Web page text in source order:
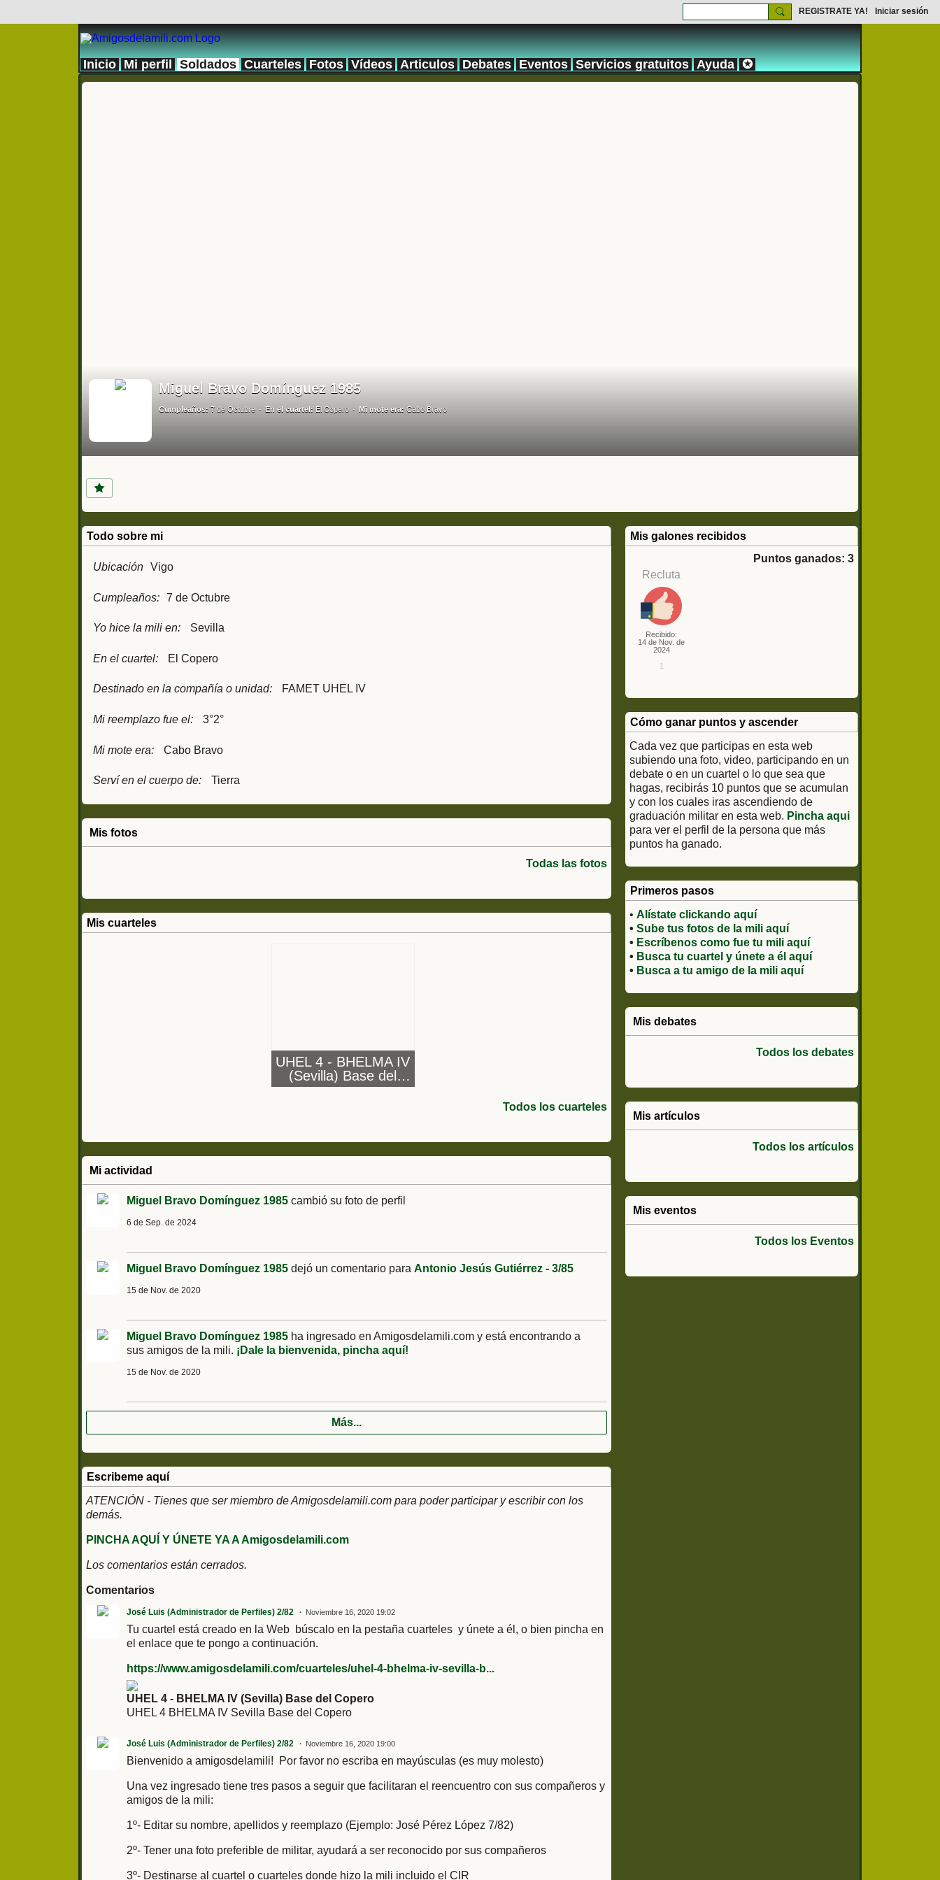
REGISTRATE YA! Iniciar sesión
Inicio Mi perfil Soldados Cuarteles Fotos Vídeos Articulos Debates Eventos Servicios gratuitos Ayuda ✪
Miguel Bravo Domínguez 1985
Cumpleaños: 7 de Octubre En el cuartel: El Copero Mi mote era: Cabo Bravo
Todo sobre mi
Ubicación Vigo
Cumpleaños: 7 de Octubre
Yo hice la mili en: Sevilla
En el cuartel: El Copero
Destinado en la compañía o unidad: FAMET UHEL IV
Mi reemplazo fue el: 3°2°
Mi mote era: Cabo Bravo
Serví en el cuerpo de: Tierra
Mis fotos
Todas las fotos
Mis cuarteles
UHEL 4 - BHELMA IV
(Sevilla) Base del
Copero
Todos los cuarteles
Mi actividad
Miguel Bravo Domínguez 1985 cambió su foto de perfil
6 de Sep. de 2024
Miguel Bravo Domínguez 1985 dejó un comentario para Antonio Jesús Gutiérrez - 3/85
15 de Nov. de 2020
Miguel Bravo Domínguez 1985 ha ingresado en Amigosdelamili.com y está encontrando a
sus amigos de la mili. ¡Dale la bienvenida, pincha aquí!
15 de Nov. de 2020
Más...
Escribeme aquí
ATENCIÓN - Tienes que ser miembro de Amigosdelamili.com para poder participar y escribir con los
demás.
PINCHA AQUÍ Y ÚNETE YA A Amigosdelamili.com
Los comentarios están cerrados.
Comentarios
José Luis (Administrador de Perfiles) 2/82 Noviembre 16, 2020 19:02
Tu cuartel está creado en la Web búscalo en la pestaña cuarteles y únete a él, o bien pincha en
el enlace que te pongo a continuación.
https://www.amigosdelamili.com/cuarteles/uhel-4-bhelma-iv-sevilla-b...
UHEL 4 - BHELMA IV (Sevilla) Base del Copero
UHEL 4 BHELMA IV Sevilla Base del Copero
José Luis (Administrador de Perfiles) 2/82 Noviembre 16, 2020 19:00
Bienvenido a amigosdelamili! Por favor no escriba en mayúsculas (es muy molesto)
Una vez ingresado tiene tres pasos a seguir que facilitaran el reencuentro con sus compañeros y
amigos de la mili:
1º- Editar su nombre, apellidos y reemplazo (Ejemplo: José Pérez López 7/82)
2º- Tener una foto preferible de militar, ayudará a ser reconocido por sus compañeros
3º- Destinarse al cuartel o cuarteles donde hizo la mili incluido el CIR
Mis galones recibidos
Puntos ganados: 3
Recluta
Recibido:
14 de Nov. de
2024
1
Cómo ganar puntos y ascender
Cada vez que participas en esta web
subiendo una foto, video, participando en un
debate o en un cuartel o lo que sea que
hagas, recibirás 10 puntos que se acumulan
y con los cuales iras ascendiendo de
graduación militar en esta web. Pincha aqui
para ver el perfil de la persona que más
puntos ha ganado.
Primeros pasos
• Alístate clickando aquí
• Sube tus fotos de la mili aquí
• Escríbenos como fue tu mili aquí
• Busca tu cuartel y únete a él aquí
• Busca a tu amigo de la mili aquí
Mis debates
Todos los debates
Mis artículos
Todos los artículos
Mis eventos
Todos los Eventos